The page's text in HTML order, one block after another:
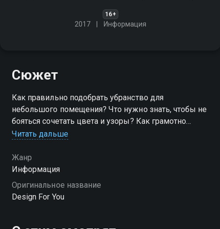
16+
2017 Информация
Сюжет
Как правильно подобрать убранство для
небольшого помещения? Что нужно знать, чтобы не
бояться сочетать цвета и узоры? Как грамотно
расставить акценты и не потерять гармонию в
программа
Посмотреть онлайн 8 сезон сериала Дизайн от А до
Я вы можете совершенно бесплатно в хорошем HD
качестве на Смотрёшке
Читать дальше
Жанр
Информация
Оригинальное название
Design For You